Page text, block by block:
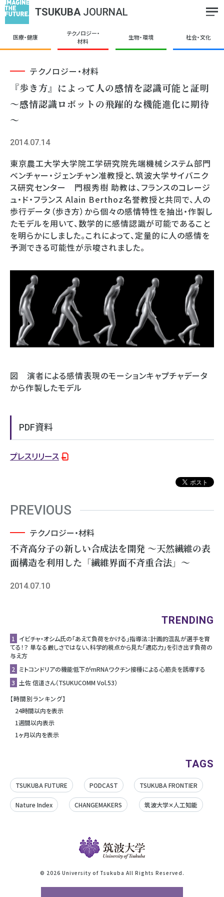
TSUKUBA JOURNAL
医療・健康
テクノロジー・
材料
生物・環境 社会・文化
テクノロジー・材料
『歩き方』によって人の感情を認識可能と証明
～感情認識ロボットの飛躍的な機能進化に期待
～
2014.07.14
東京農工大学大学院工学研究院先端機械システム部門
ベンチャー・ジェンチャン准教授と、筑波大学サイバニク
ス研究センター 門根秀樹 助教は、フランスのコレージ
ュ・ド・フランス Alain Berthoz名誉教授と共同で、人の
歩行データ（歩き方）から個々の感情特性を抽出・作製し
たモデルを用いて、数学的に感情認識が可能であること
を明らかにしました。これによって、定量的に人の感情を
予測できる可能性が示唆されました。
図 演者による感情表現のモーションキャプチャデータ
から作製したモデル
PDF資料
プレスリリース
PREVIOUS
テクノロジー・材料
不斉高分子の新しい合成法を開発 ～天然繊維の表
面構造を利用した「繊維界面不斉重合法」～
2014.07.10
TRENDING
1 イビチャ・オシム氏の「あえて負荷をかける」指導法：計画的混乱が選手を育
てる！？ 単なる厳しさではない、科学的視点から見た「適応力」を引き出す負荷の
与え方
2 ミトコンドリアの機能低下がmRNAワクチン接種による心筋炎を誘導する
3 土佐 信道さん（TSUKUCOMM Vol.53）
【時間別ランキング】
24時間以内を表示
1週間以内表示
1ヶ月以内を表示
TAGS
TSUKUBA FUTURE PODCAST TSUKUBA FRONTIER
Nature Index CHANGEMAKERS 筑波大学✕人工知能
© 2026 University of Tsukuba All Rights Reserved.